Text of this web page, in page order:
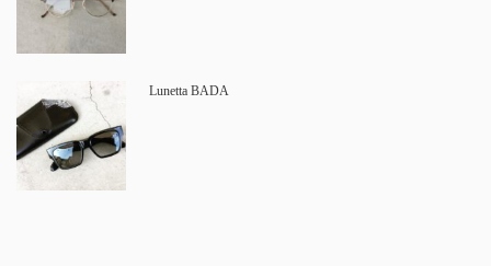
Lunetta BADA